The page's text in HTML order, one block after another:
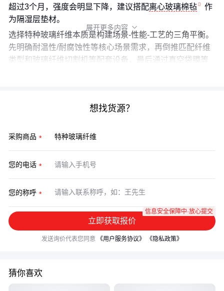
超过3个月，强度会明显下降，建议搭配离心玻璃棉毡
作
为隔湿层垫材。
选择特种玻璃纤维本质是构建场景-性能-工艺的三角平衡。
先明确耐温性/耐腐蚀性等核心场景需求，再倒推匹配纤维
类型和玻璃纤维切割机等配套设备，最后通过真空袋膜等
展开更多内容 
想找货源？
采购商品
您的电话
您的称呼
立即获取报价
信息安全保障中·放心提交
发送询价代表您同意 《用户服务协议》 《隐私政策》
猜你喜欢